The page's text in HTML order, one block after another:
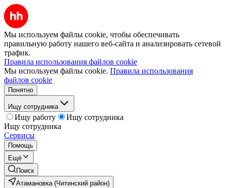
Мы используем файлы cookie, чтобы обеспечивать
правильную работу нашего веб-сайта и анализировать сетевой
трафик.
Правила использования файлов cookie
Мы используем файлы cookie. Правила использования
файлов cookie
Понятно
Ищу сотрудника
Ищу работу
Ищу сотрудника
Ищу сотрудника
Сервисы
Помощь
Ещё
Поиск
Атамановка (Читинский район)